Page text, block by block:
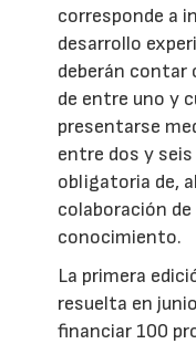
corresponde a
desarrollo
deberán contar
de entre uno y
presentarse
entre dos y
obligatoria de,
colaboración
conocimiento.
La primera
resuelta en
financiar 100